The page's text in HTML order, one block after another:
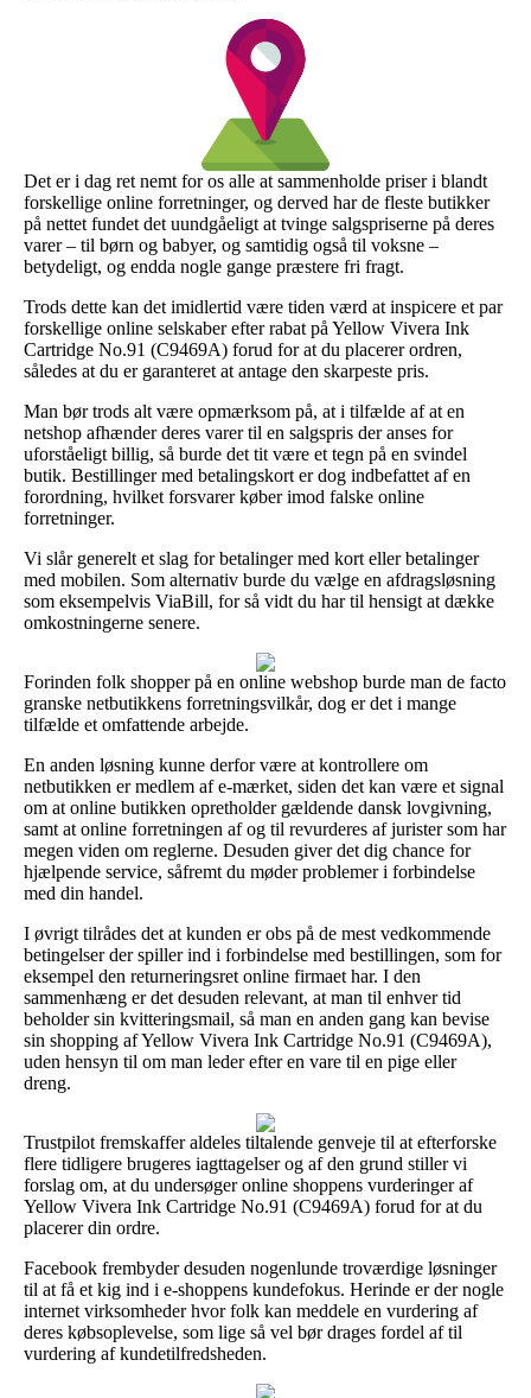
Det er i dag ret nemt for os alle at sammenholde priser i blandt
forskellige online forretninger, og derved har de fleste butikker
på nettet fundet det uundgåeligt at tvinge salgspriserne på deres
varer – til børn og babyer, og samtidig også til voksne –
betydeligt, og endda nogle gange præstere fri fragt.
Trods dette kan det imidlertid være tiden værd at inspicere et par
forskellige online selskaber efter rabat på Yellow Vivera Ink
Cartridge No.91 (C9469A) forud for at du placerer ordren,
således at du er garanteret at antage den skarpeste pris.
Man bør trods alt være opmærksom på, at i tilfælde af at en
netshop afhænder deres varer til en salgspris der anses for
uforståeligt billig, så burde det tit være et tegn på en svindel
butik. Bestillinger med betalingskort er dog indbefattet af en
forordning, hvilket forsvarer køber imod falske online
forretninger.
Vi slår generelt et slag for betalinger med kort eller betalinger
med mobilen. Som alternativ burde du vælge en afdragsløsning
som eksempelvis ViaBill, for så vidt du har til hensigt at dække
omkostningerne senere.
Forinden folk shopper på en online webshop burde man de facto
granske netbutikkens forretningsvilkår, dog er det i mange
tilfælde et omfattende arbejde.
En anden løsning kunne derfor være at kontrollere om
netbutikken er medlem af e-mærket, siden det kan være et signal
om at online butikken opretholder gældende dansk lovgivning,
samt at online forretningen af og til revurderes af jurister som har
megen viden om reglerne. Desuden giver det dig chance for
hjælpende service, såfremt du møder problemer i forbindelse
med din handel.
I øvrigt tilrådes det at kunden er obs på de mest vedkommende
betingelser der spiller ind i forbindelse med bestillingen, som for
eksempel den returneringsret online firmaet har. I den
sammenhæng er det desuden relevant, at man til enhver tid
beholder sin kvitteringsmail, så man en anden gang kan bevise
sin shopping af Yellow Vivera Ink Cartridge No.91 (C9469A),
uden hensyn til om man leder efter en vare til en pige eller
dreng.
Trustpilot fremskaffer aldeles tiltalende genveje til at efterforske
flere tidligere brugeres iagttagelser og af den grund stiller vi
forslag om, at du undersøger online shoppens vurderinger af
Yellow Vivera Ink Cartridge No.91 (C9469A) forud for at du
placerer din ordre.
Facebook frembyder desuden nogenlunde troværdige løsninger
til at få et kig ind i e-shoppens kundefokus. Herinde er der nogle
internet virksomheder hvor folk kan meddele en vurdering af
deres købsoplevelse, som lige så vel bør drages fordel af til
vurdering af kundetilfredsheden.